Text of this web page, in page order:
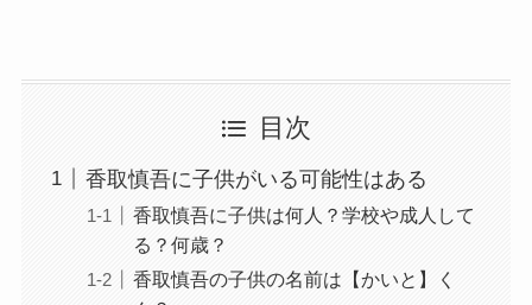
目次
香取慎吾に子供がいる可能性はある
香取慎吾に子供は何人？学校や成人して
る？何歳？
香取慎吾の子供の名前は【かいと】く